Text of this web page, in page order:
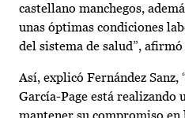
castellano manchegos,
unas óptimas condiciones
del sistema de salud”,
Así, explicó Fernández
García-Page está realizando